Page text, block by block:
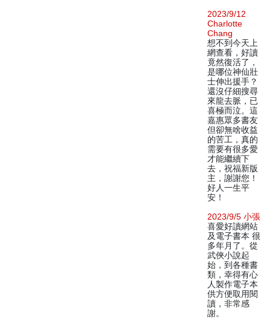
2023/9/12
Charlotte
Chang
想不到今天上
網查看，好讀
竟然復活了，
是哪位神仙壯
士伸出援手？
還沒仔細搜尋
來龍去脈，已
喜極而泣。這
嘉惠眾多書友
但卻無啥收益
的苦工，真的
需要有很多愛
才能繼續下
去，祝福新版
主，謝謝您！
好人一生平
安！
2023/9/5 小張
喜愛好讀網站
及電子書本 很
多年月了。從
武俠小說起
始，到各種書
類，幸得有心
人製作電子本
供方便取用閱
讀，非常感
謝。